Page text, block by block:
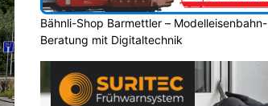
Bähnli-Shop Barmettler – Modelleisenbahn-
Beratung mit Digitaltechnik